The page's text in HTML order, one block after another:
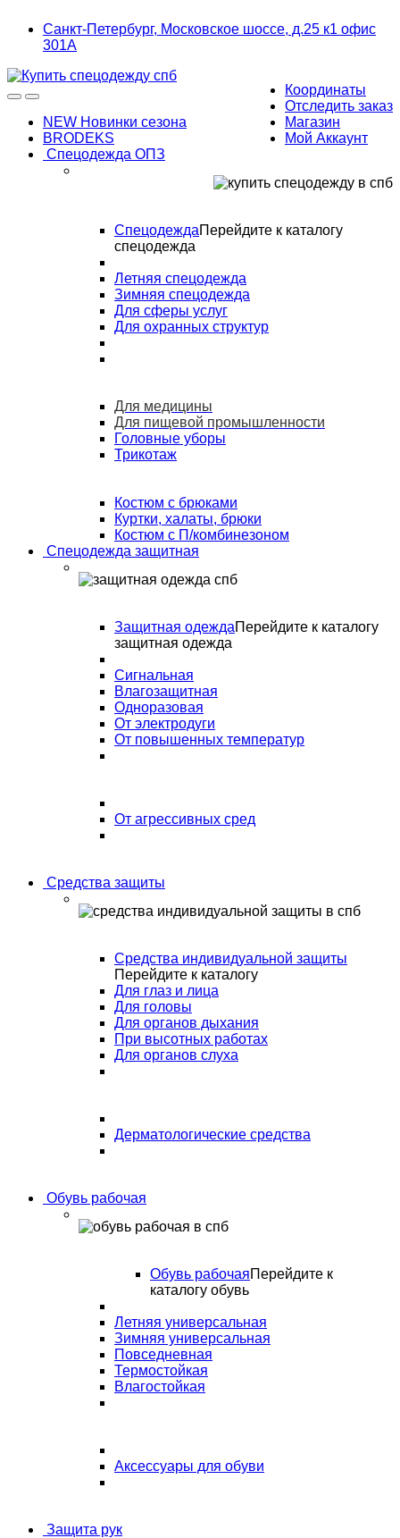
navigation
content
Санкт-Петербург, Московское шоссе, д.25 к1 офис
301А
Координаты
Отследить заказ
Магазин
Мой Аккаунт
NEW Новинки сезона
BRODEKS
Спецодежда ОПЗ
СпецодеждаПерейдите к каталогу
спецодежда
Летняя спецодежда
Зимняя спецодежда
Для сферы услуг
Для охранных структур
Для медицины
Для пищевой промышленности
Головные уборы
Трикотаж
Костюм с брюками
Куртки, халаты, брюки
Костюм с П/комбинезоном
Спецодежда защитная
Защитная одеждаПерейдите к каталогу
защитная одежда
Сигнальная
Влагозащитная
Одноразовая
От электродуги
От повышенных температур
От агрессивных сред
Средства защиты
Средства индивидуальной защиты
Перейдите к каталогу
Для глаз и лица
Для головы
Для органов дыхания
При высотных работах
Для органов слуха
Дерматологические средства
Обувь рабочая
Обувь рабочаяПерейдите к
каталогу обувь
Летняя универсальная
Зимняя универсальная
Повседневная
Термостойкая
Влагостойкая
Аксессуары для обуви
Защита рук